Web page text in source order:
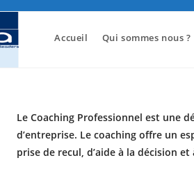
Accueil Qui sommes nous ?
Le Coaching Professionnel est une
d’entreprise. Le coaching offre un
prise de recul, d’aide à la décision